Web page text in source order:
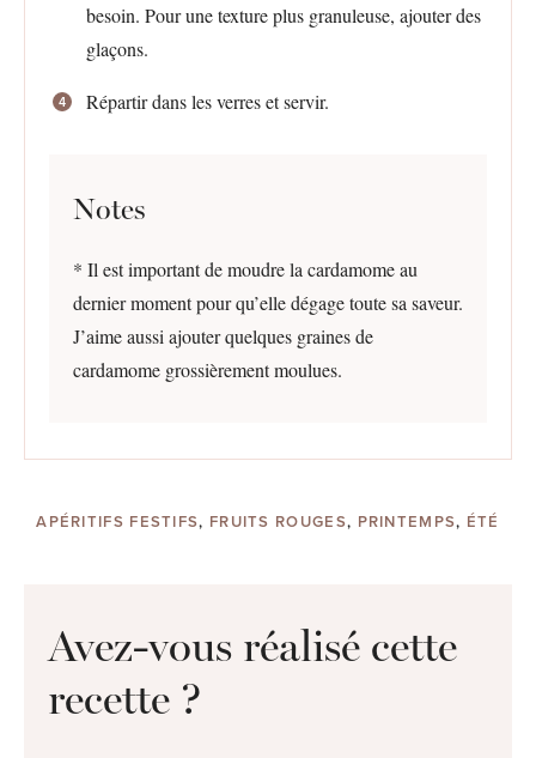
besoin. Pour une texture plus granuleuse, ajouter des
glaçons.
Répartir dans les verres et servir.
Notes
* Il est important de moudre la cardamome au
dernier moment pour qu’elle dégage toute sa saveur.
J’aime aussi ajouter quelques graines de
cardamome grossièrement moulues.
APÉRITIFS FESTIFS, FRUITS ROUGES, PRINTEMPS, ÉTÉ
Avez-vous réalisé cette
recette ?